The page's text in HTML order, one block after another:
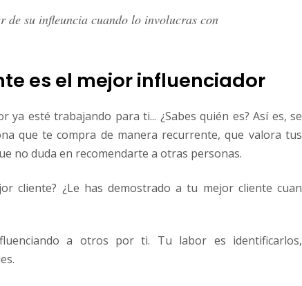
de su infleuncia cuando lo involucras con
es el mejor influenciador
ya esté trabajando para ti... ¿Sabes quién es? Así es, se
que te compra de manera recurrente, que valora tus
no duda en recomendarte a otras personas.
cliente? ¿Le has demostrado a tu mejor cliente cuan
a otros por ti. Tu labor es identificarlos,